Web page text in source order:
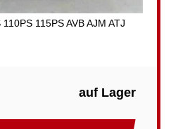
115PS AVB AJM ATJ
auf Lager